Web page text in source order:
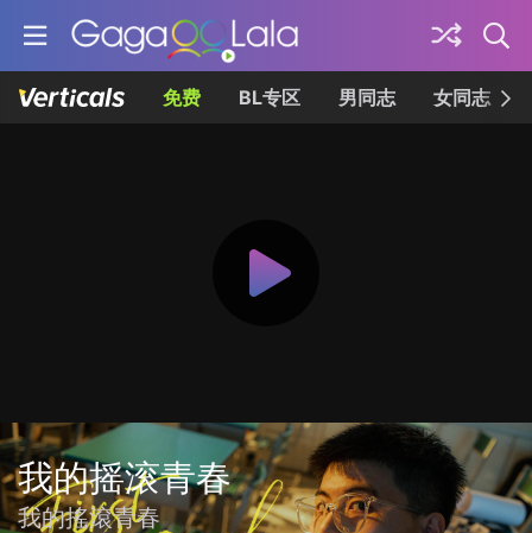
免费 BL专区 男同志 女同志
我的摇滚青春
我的搖滾青春